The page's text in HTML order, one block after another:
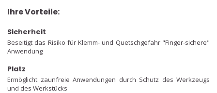
Ihre Vorteile:
Sicherheit
Beseitigt das Risiko für Klemm- und Quetschgefahr "Finger-sichere"
Anwendung
Platz
Ermöglicht zaunfreie Anwendungen durch Schutz des Werkzeugs
und des Werkstücks